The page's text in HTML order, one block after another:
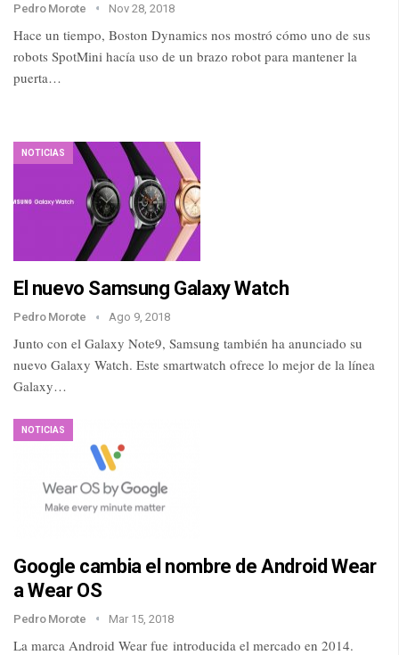
Pedro Morote Nov 28, 2018
Hace un tiempo, Boston Dynamics nos mostró cómo uno de sus
robots SpotMini hacía uso de un brazo robot para mantener la
puerta…
NOTICIAS
El nuevo Samsung Galaxy Watch
Pedro Morote Ago 9, 2018
Junto con el Galaxy Note9, Samsung también ha anunciado su
nuevo Galaxy Watch. Este smartwatch ofrece lo mejor de la línea
Galaxy…
NOTICIAS
Google cambia el nombre de Android Wear
a Wear OS
Pedro Morote Mar 15, 2018
La marca Android Wear fue introducida el mercado en 2014.